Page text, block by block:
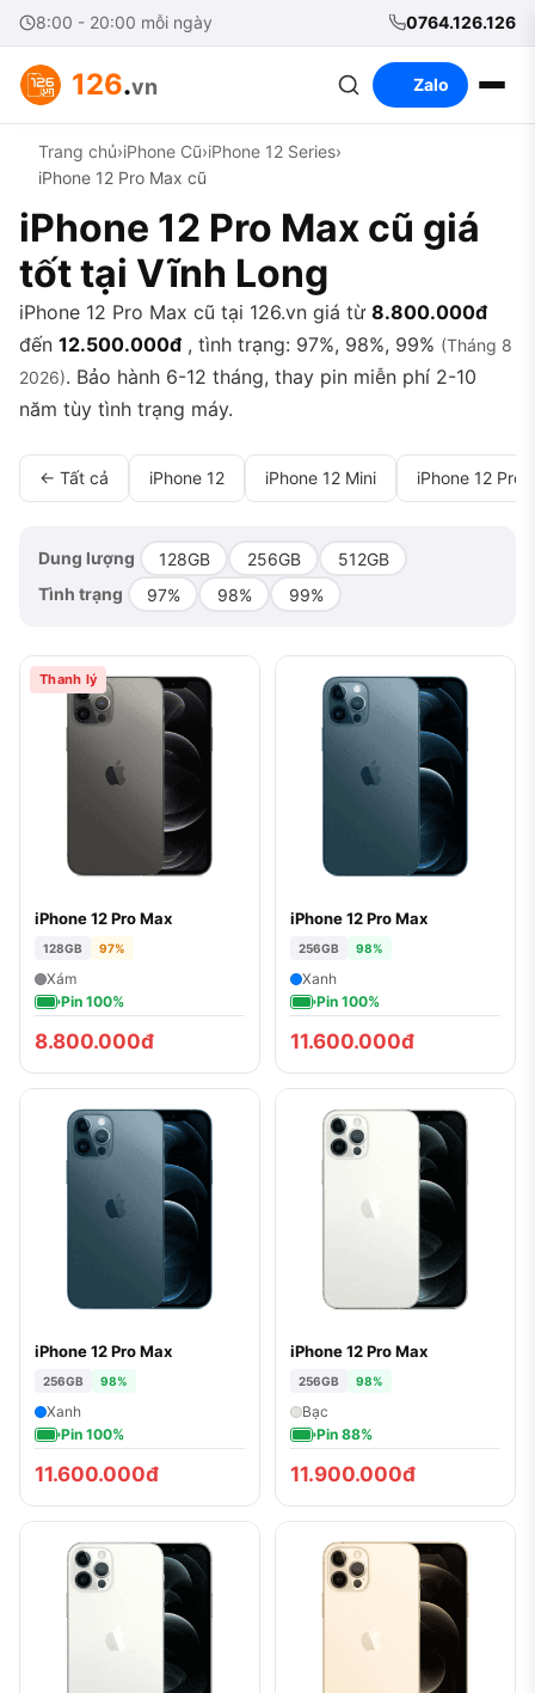
8:00 - 20:00 mỗi ngày 0764.126.126
126.vn Zalo
Trang chủ›iPhone Cũ›iPhone 12 Series›
iPhone 12 Pro Max cũ
iPhone 12 Pro Max cũ giá
tốt tại Vĩnh Long
iPhone 12 Pro Max cũ tại 126.vn giá từ 8.800.000đ
đến 12.500.000đ , tình trạng: 97%, 98%, 99% (Tháng 8
2026). Bảo hành 6-12 tháng, thay pin miễn phí 2-10
năm tùy tình trạng máy.
← Tất cả iPhone 12 iPhone 12 Mini iPhone 12 Pro
Dung lượng 128GB 256GB
512GB
Tình trạng
97% 98% 99%
Thanh lý
iPhone 12 Pro Max
128GB 97%
Xám
Pin 100%
8.800.000đ
iPhone 12 Pro Max
256GB 98%
Xanh
Pin 100%
11.600.000đ
iPhone 12 Pro Max
256GB 98%
Xanh
Pin 100%
11.600.000đ
iPhone 12 Pro Max
256GB 98%
Bạc
Pin 88%
11.900.000đ